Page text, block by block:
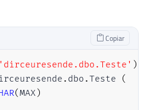
Copiar
'dirceuresende.dbo.Teste' )
. dbo .Teste
(
(MAX)